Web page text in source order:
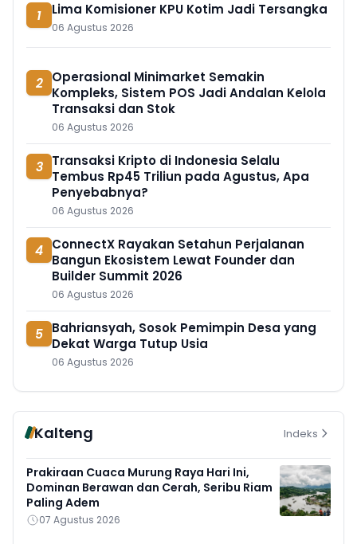
1 Lima Komisioner KPU Kotim Jadi Tersangka
06 Agustus 2026
2 Operasional Minimarket Semakin
Kompleks, Sistem POS Jadi Andalan Kelola
Transaksi dan Stok
06 Agustus 2026
3 Transaksi Kripto di Indonesia Selalu
Tembus Rp45 Triliun pada Agustus, Apa
Penyebabnya?
06 Agustus 2026
4 ConnectX Rayakan Setahun Perjalanan
Bangun Ekosistem Lewat Founder dan
Builder Summit 2026
06 Agustus 2026
5 Bahriansyah, Sosok Pemimpin Desa yang
Dekat Warga Tutup Usia
06 Agustus 2026
Kalteng Indeks
Prakiraan Cuaca Murung Raya Hari Ini,
Dominan Berawan dan Cerah, Seribu Riam
Paling Adem
07 Agustus 2026